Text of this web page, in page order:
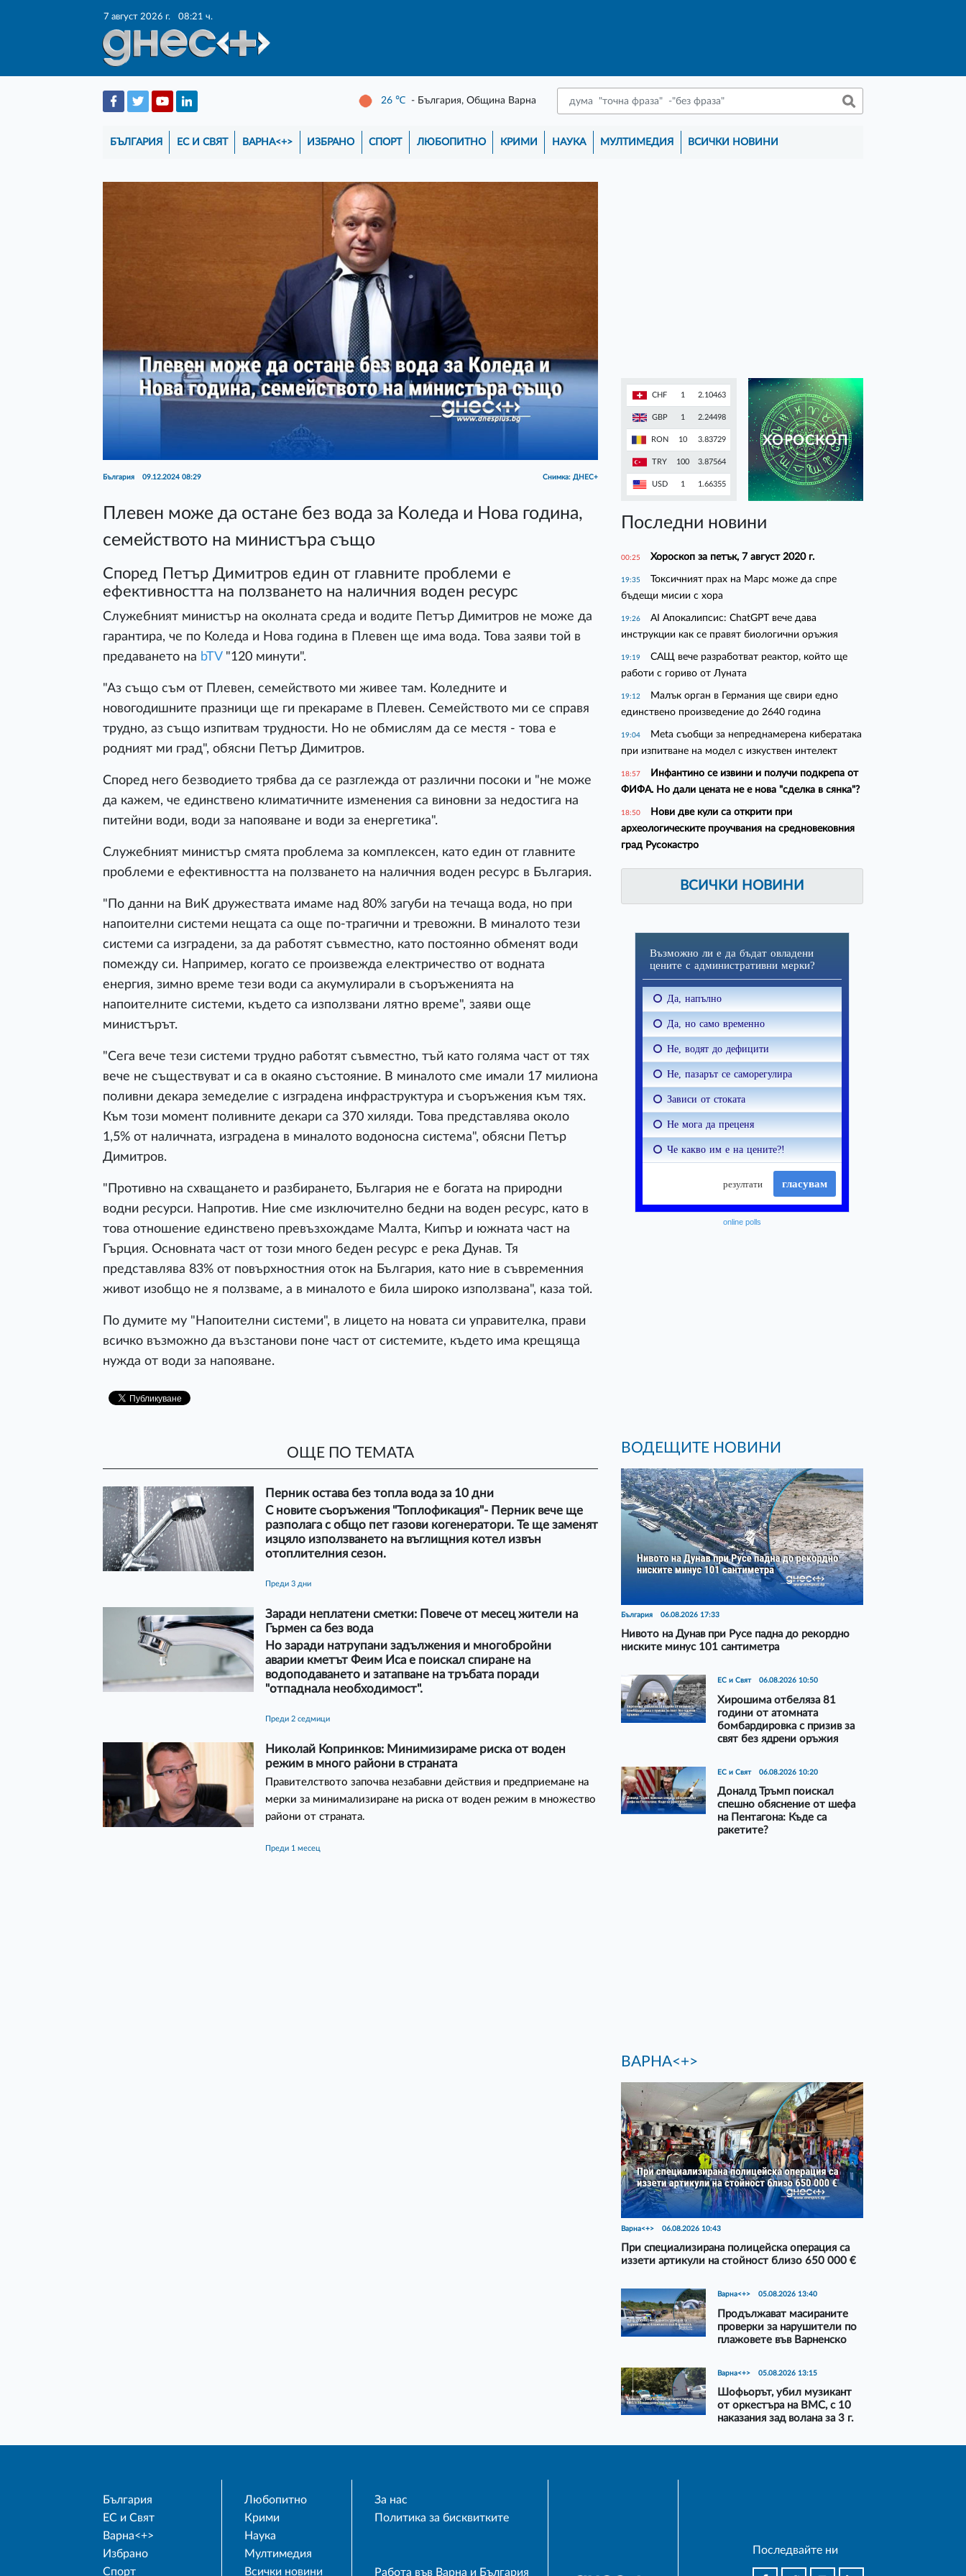
7 август 2026 г. 08:21 ч.
26 ℃ - България, Община Варна
БЪЛГАРИЯ ЕС И СВЯТ ВАРНА<+> ИЗБРАНО СПОРТ ЛЮБОПИТНО КРИМИ НАУКА МУЛТИМЕДИЯ ВСИЧКИ НОВИНИ
България 09.12.2024 08:29 Снимка: ДНЕС+
Плевен може да остане без вода за Коледа и Нова година,
семейството на министъра също
Според Петър Димитров един от главните проблеми е
ефективността на ползването на наличния воден ресурс
Служебният министър на околната среда и водите Петър Димитров не може да
гарантира, че по Коледа и Нова година в Плевен ще има вода. Това заяви той в
предаването на bTV"120 минути".
"Аз също съм от Плевен, семейството ми живее там. Коледните и
новогодишните празници ще ги прекараме в Плевен. Семейството ми се справя
трудно, аз също изпитвам трудности. Но не обмислям да се местя - това е
родният ми град", обясни Петър Димитров.
Според него безводието трябва да се разглежда от различни посоки и "не може
да кажем, че единствено климатичните изменения са виновни за недостига на
питейни води, води за напояване и води за енергетика".
Служебният министър смята проблема за комплексен, като един от главните
проблеми е ефективността на ползването на наличния воден ресурс в България.
"По данни на ВиК дружествата имаме над 80% загуби на течаща вода, но при
напоителни системи нещата са още по-трагични и тревожни. В миналото тези
системи са изградени, за да работят съвместно, като постоянно обменят води
помежду си. Например, когато се произвежда електричество от водната
енергия, зимно време тези води са акумулирали в съоръженията на
напоителните системи, където са използвани лятно време", заяви още
министърът.
"Сега вече тези системи трудно работят съвместно, тъй като голяма част от тях
вече не съществуват и са в окаяно състояние. В миналото сме имали 17 милиона
поливни декара земеделие с изградена инфраструктура и съоръжения към тях.
Към този момент поливните декари са 370 хиляди. Това представлява около
1,5% от наличната, изградена в миналото водоносна система", обясни Петър
Димитров.
"Противно на схващането и разбирането, България не е богата на природни
водни ресурси. Напротив. Ние сме изключително бедни на воден ресурс, като в
това отношение единствено превъзхождаме Малта, Кипър и южната част на
Гърция. Основната част от този много беден ресурс е река Дунав. Тя
представлява 83% от повърхностния оток на България, като ние в съвременния
живот изобщо не я ползваме, а в миналото е била широко използвана", каза той.
По думите му "Напоителни системи", в лицето на новата си управителка, прави
всичко възможно да възстанови поне част от системите, където има крещяща
нужда от води за напояване.
ОЩЕ ПО ТЕМАТА
Перник остава без топла вода за 10 дни
С новите съоръжения "Топлофикация"- Перник вече ще
разполага с общо пет газови когенератори. Те ще заменят
изцяло използването на въглищния котел извън
отоплителния сезон.
преди 3 дни
Заради неплатени сметки: Повече от месец жители на
Гърмен са без вода
Но заради натрупани задължения и многобройни
аварии кметът Феим Иса е поискал спиране на
водоподаването и затапване на тръбата поради
"отпаднала необходимост".
преди 2 седмици
Николай Копринков: Минимизираме риска от воден
режим в много райони в страната
Правителството започва незабавни действия и предприемане на
мерки за минимализиране на риска от воден режим в множество
райони от страната.
преди 1 месец
CHF 1 2.10463
GBP 1 2.24498
RON 10 3.83729
TRY 100 3.87564
USD 1 1.66355
ХОРОСКОП
Последни новини
00:25 Хороскоп за петък, 7 август 2020 г.
19:35
Токсичният прах на Марс може да спре
бъдещи мисии с хора
19:26
AI Апокалипсис: ChatGPT вече дава
инструкции как се правят биологични оръжия
19:19
САЩ вече разработват реактор, който ще
работи с гориво от Луната
19:12
Малък орган в Германия ще свири едно
единствено произведение до 2640 година
19:04
Meta съобщи за непреднамерена кибератака
при изпитване на модел с изкуствен интелект
18:57
Инфантино се извини и получи подкрепа от
ФИФА. Но дали цената не е нова "сделка в сянка"?
18:50
Нови две кули са открити при
археологическите проучвания на средновековния
град Русокастро
ВСИЧКИ НОВИНИ
online polls
ВОДЕЩИТЕ НОВИНИ
България 06.08.2026 17:33
Нивото на Дунав при Русе падна до рекордно
ниските минус 101 сантиметра
ЕС и Свят 06.08.2026 10:50
Хирошима отбеляза 81
години от атомната
бомбардировка с призив за
свят без ядрени оръжия
ЕС и Свят 06.08.2026 10:20
Доналд Тръмп поискал
спешно обяснение от шефа
на Пентагона: Къде са
ракетите?
ВАРНА<+>
Варна<+> 06.08.2026 10:43
При специализирана полицейска операция са
иззети артикули на стойност близо 650 000 €
Варна<+> 05.08.2026 13:40
Продължават масираните
проверки за нарушители по
плажовете във Варненско
Варна<+> 05.08.2026 13:15
Шофьорът, убил музикант
от оркестъра на ВМС, с 10
наказания зад волана за 3 г.
България
ЕС и Свят
Варна<+>
Избрано
Спорт
Любопитно
Крими
Наука
Мултимедия
Всички новини
За нас
Политика за бисквитките
Работа във Варна и България
Последвайте ни